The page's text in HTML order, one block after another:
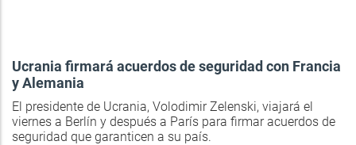
Ucrania firmará acuerdos de seguridad con Francia
y Alemania
El presidente de Ucrania, Volodimir Zelenski, viajará el
viernes a Berlín y después a París para firmar acuerdos de
seguridad que garanticen a su país.